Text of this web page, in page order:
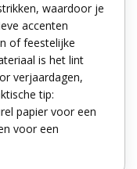
waardoor je
accenten
of feestelijke
is het lint
verjaardagen,
tip:
papier voor een
voor een